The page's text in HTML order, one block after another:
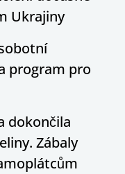
Ukrajiny
program pro
dokončila
Zábaly